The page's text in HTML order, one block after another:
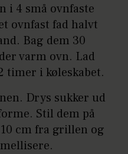
i 4 små ovnfaste
ovnfast fad halvt
Bag dem 30
varm ovn. Lad
timer i køleskabet.
Drys sukker ud
Stil dem på
cm fra grillen og